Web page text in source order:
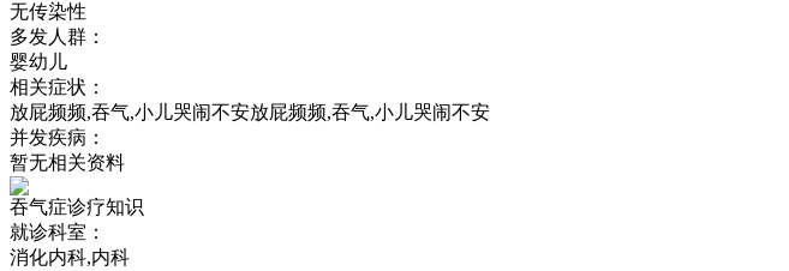
无传染性
多发人群：
婴幼儿
相关症状：
放屁频频,吞气,小儿哭闹不安放屁频频,吞气,小儿哭闹不安
并发疾病：
暂无相关资料
吞气症诊疗知识
就诊科室：
消化内科,内科